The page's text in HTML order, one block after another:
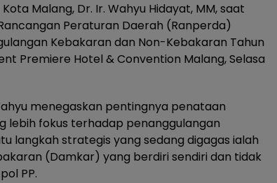
Malang, Dr. Ir. Wahyu Hidayat, MM, saat
Peraturan Daerah (Ranperda)
Kebakaran dan Non-Kebakaran Tahun
Premiere Hotel & Convention Malang, Selasa
menegaskan pentingnya penataan
lebih fokus terhadap penanggulangan
langkah strategis yang sedang digagas ialah
(Damkar) yang berdiri sendiri dan tidak
PP.